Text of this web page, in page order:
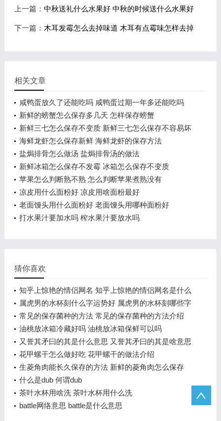
上一篇： 中秋送礼什么水果好 中秋的时候送什么水果好
下一篇： 木耳发霉怎么去掉味道 木耳有点霉味怎样去掉
相关文章
咸鸭蛋放久了还能吃吗 咸鸭蛋过期一年多还能吃吗
新鲜的螃蟹怎么保存多几天 怎样保存螃蟹
新鲜三七怎么保存不变质 新鲜三七怎么保存不容易坏
海鲜龙虾怎么保存新鲜 海鲜龙虾的保存方法
盐焗排骨怎么做汤 盐焗排骨汤的做法
新鲜冰箱怎么保存不发霉 冰箱怎么保存不变质
苹果怎么判断熟不熟 怎么判断苹果煮熟没有
凉皮用什么面粉好 凉皮用啥面粉最好
老面馒头用什么面粉好 老面馒头用哪种面粉好
打水果汁要加水吗 榨水果汁要放水吗
猜你喜欢
知乎上惊艳的情侣网名 知乎上惊艳的情侣网名是什么
属虎男的水杯刻什么字运势好 属虎男的水杯刻哪些字
运势好
常见的保存菌种的方法 常见的保存菌种的方法介绍
油桃放冰箱冷藏好吗 油桃放冰箱保鲜可以吗
又誉其矛曰的其是什么意思 又誉其矛曰的其是啥意思
呢
花甲螺干怎么做好吃 花甲螺干的做法介绍
生菱角肉能长久保存的方法 新鲜的菱角肉怎么保存
什么是dub 何谓dub
茶叶水杯用啥洗 茶叶水杯用什么洗
battle网络意思 battle是什么意思